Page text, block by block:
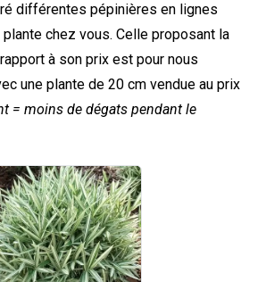
différentes pépinières en lignes
chez vous. Celle proposant la
à son prix est pour nous
une plante de 20 cm vendue au prix
= moins de dégats pendant le